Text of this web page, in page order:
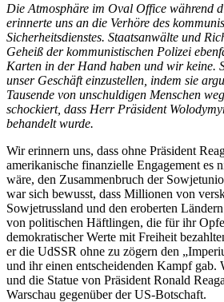
Die Atmosphäre im Oval Office während
erinnerte uns an die Verhöre des
Sicherheitsdienstes. Staatsanwälte und
Geheiß der kommunistischen Polizei
Karten in der Hand haben und wir keine.
unser Geschäft einzustellen, indem sie
Tausende von unschuldigen Menschen
schockiert, dass Herr Präsident
behandelt wurde.
Wir erinnern uns, dass ohne Präsident
amerikanische finanzielle Engagement es
wäre, den Zusammenbruch der
war sich bewusst, dass Millionen von
Sowjetrussland und den eroberten
von politischen Häftlingen, die für ihr
demokratischer Werte mit Freiheit
er die UdSSR ohne zu zögern den
und ihr einen entscheidenden Kampf gab.
und die Statue von Präsident Ronald
Warschau gegenüber der US-Botschaft.